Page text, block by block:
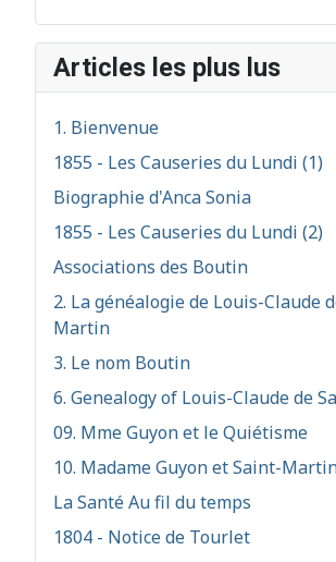
Articles les plus lus
1. Bienvenue
1855 - Les Causeries du Lundi (1)
Biographie d'Anca Sonia
1855 - Les Causeries du Lundi (2)
Associations des Boutin
2. La généalogie de Louis-Claude
Martin
3. Le nom Boutin
6. Genealogy of Louis-Claude de
09. Mme Guyon et le Quiétisme
10. Madame Guyon et Saint-
La Santé Au fil du temps
1804 - Notice de Tourlet